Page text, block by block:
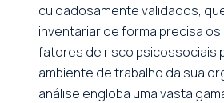
cuidadosamente validados,
inventariar de forma precisa os
fatores de risco psicossociais
ambiente de trabalho da sua
análise engloba uma vasta